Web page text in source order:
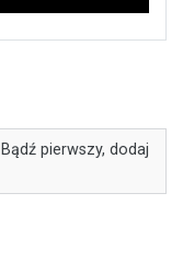
pierwszy, dodaj